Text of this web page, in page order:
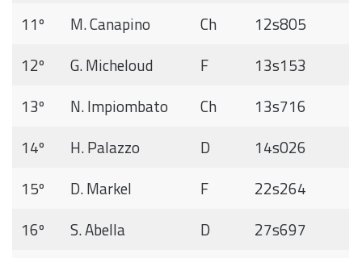
11º
M. Canapino Ch
12s805
12º
G. Micheloud F
13s153
13º
N. Impiombato Ch
13s716
14º
H. Palazzo D
14s026
15º
D. Markel F
22s264
16º
S. Abella D
27s697